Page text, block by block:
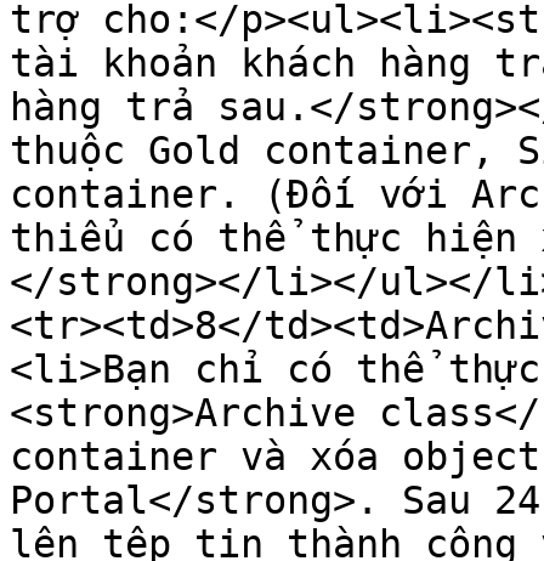
trợ cho:</
tài khoản khách hàng
hàng trả sau.</
thuộc Gold container,
container. (Đối với
thiểu có thể thực hiện
</strong></li></ul></
<tr><td>8</
<li>Bạn chỉ có thể
<strong>Archive
container và xóa object
Portal</strong>. Sau
lên tệp tin thành